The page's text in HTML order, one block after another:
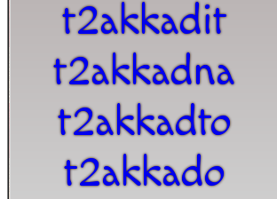
t2akkadit
t2akkadna
t2akkadto
t2akkado